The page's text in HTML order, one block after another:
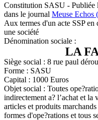
Constitution SASU - Publiée
dans le journal Meuse Echos
Aux termes d'un acte SSP
une société
Dénomination sociale :
LA
Siège social : 8 rue paul
Forme : SASU
Capital : 1000 Euros
Objet social : Toutes
indirectement a? l’achat et la
articles et produits
formes d'ope?rations et tous